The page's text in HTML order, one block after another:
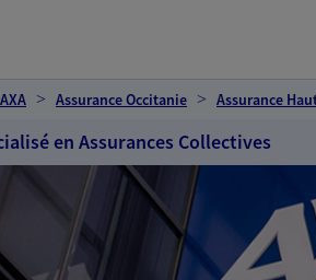
Assurance Occitanie Assurance
en Assurances Collectives